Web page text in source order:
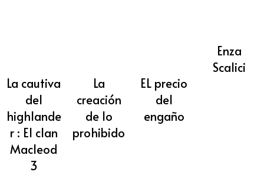
La cautiva
del
highlande
r : El clan
Macleod
3
La
creación
de lo
prohibido
EL precio
del
engaño
Enza
Scalici